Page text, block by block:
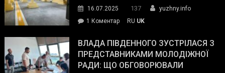
спільний
окупанти.
Маємо
діяти
пожежу
у
16.07.2025 137
yuzhny.info
1 Коментардо
Південного
провів
інспекцію
RU UK
ВЛАДА ПІВДЕННОГО ЗУСТРІЛАСЯ З
ПРЕДСТАВНИКАМИ МОЛОДІЖНОЇ
РАДИ: ЩО ОБГОВОРЮВАЛИ